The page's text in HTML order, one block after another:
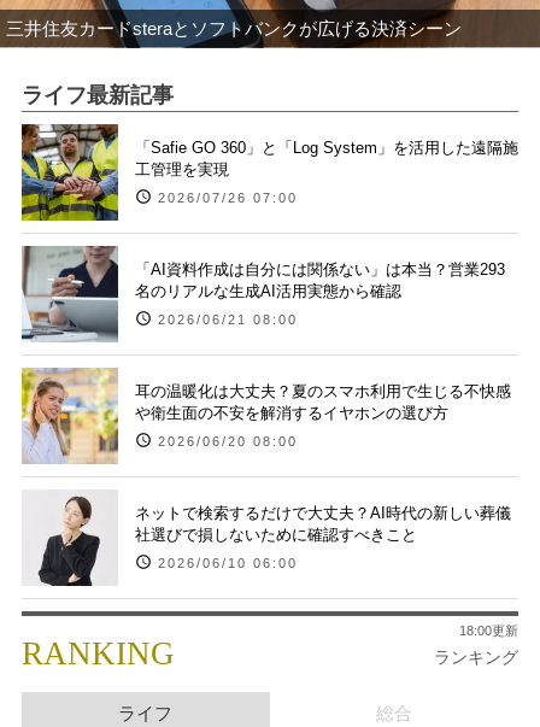
三井住友カードsteraとソフトバンクが広げる決済シーン
ライフ最新記事
「Safie GO 360」と「Log System」を活用した遠隔施
工管理を実現
2026/07/26 07:00
「AI資料作成は自分には関係ない」は本当？営業293
名のリアルな生成AI活用実態から確認
2026/06/21 08:00
耳の温暖化は大丈夫？夏のスマホ利用で生じる不快感
や衛生面の不安を解消するイヤホンの選び方
2026/06/20 08:00
ネットで検索するだけで大丈夫？AI時代の新しい葬儀
社選びで損しないために確認すべきこと
2026/06/10 06:00
RANKING ランキング
18:00更新
ライフ 総合